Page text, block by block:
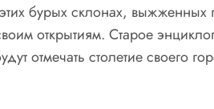
бурых склонах,
открытиям. Старое
отмечать столетие своего